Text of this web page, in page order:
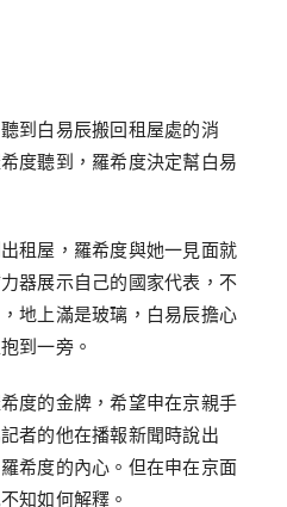
到白易辰搬回租屋處的消
度聽到，羅希度決定幫白易
租屋，羅希度與她一見面就
器展示自己的國家代表，不
地上滿是玻璃，白易辰擔心
到一旁。
度的金牌，希望申在京親手
者的他在播報新聞時說出
希度的內心。但在申在京面
知如何解釋。